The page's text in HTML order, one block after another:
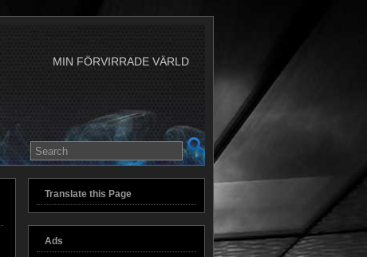
MIN FÖRVIRRADE VÄRLD
Translate this Page
Ads